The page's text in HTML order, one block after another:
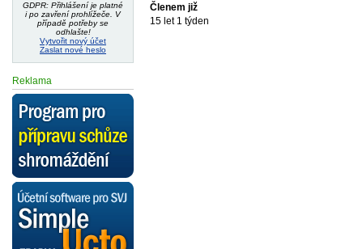
GDPR: Přihlášení je platné
i po zavření prohlížeče. V
případě potřeby se
odhlašte!
Vytvořit nový účet
Zaslat nové heslo
Reklama
Členem již
15 let 1 týden